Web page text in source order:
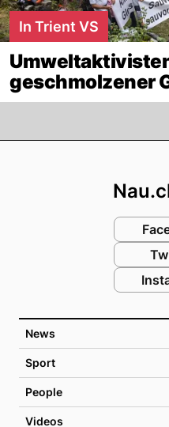
In Trient VS
geschmolzener
News
Sport
People
Videos